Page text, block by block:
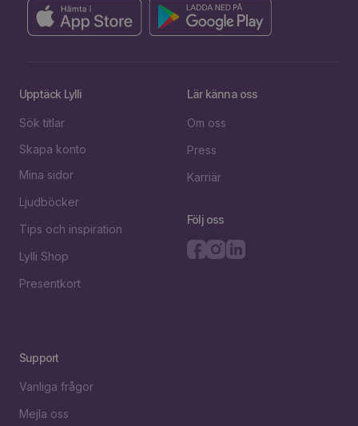
Upptäck Lylli
Sök titlar
Skapa konto
Mina sidor
Ljudböcker
Tips och inspiration
Lylli Shop
Presentkort
Lär känna oss
Om oss
Press
Karriär
Följ oss
Support
Vanliga frågor
Mejla oss